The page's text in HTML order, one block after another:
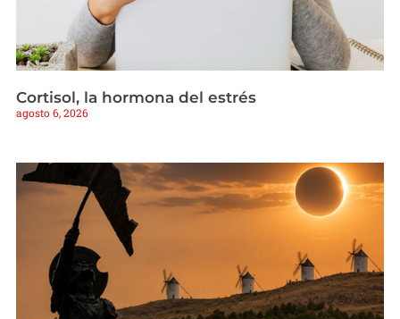
Cortisol, la hormona del estrés
agosto 6, 2026